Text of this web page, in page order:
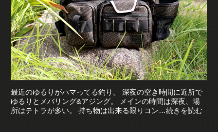
最近のゆるりがハマってる釣り。 深夜の空き時間に近所で
ゆるりとメバリング&アジング。 メインの時間は深夜、場
所はテトラが多い。 持ち物は出来る限りコン…続きを読む